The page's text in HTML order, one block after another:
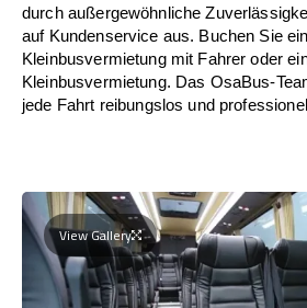
durch außergewöhnliche
auf Kundenservice aus. Buchen Sie
Kleinbusvermietung mit Fahrer oder
Kleinbusvermietung. Das OsaBus-
jede Fahrt reibungslos und
View Gallery